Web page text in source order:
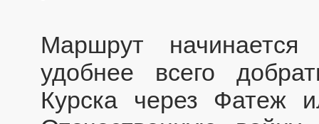
Маршрут
удобнее всего
Курска через Фатеж